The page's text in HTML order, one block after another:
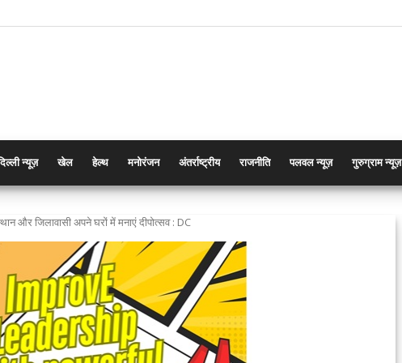
न्यूज़ खेल हेल्थ मनोरंजन अंतर्राष्ट्रीय राजनीति पलवल न्यूज़ गुरुग्राम न्यूज़
और जिलावासी अपने घरों में मनाएं दीपोत्सव : DC